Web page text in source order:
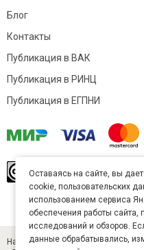
Блог
Контакты
Публикация в ВАК
Публикация в РИНЦ
Публикация в ЕГПНИ
Commons
Карта
Научный журнал «Студенческий»
Оставаясь на сайте, вы
cookie, пользовательских
использованием сервиса
обеспечения работы сайта,
исследований и обзоров.
данные обрабатывались,